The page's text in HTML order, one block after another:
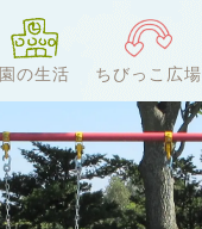
園の生活 ちびっこ広場